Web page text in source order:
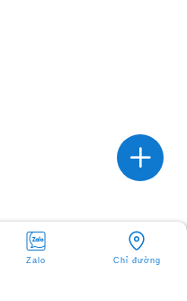
Zalo Chỉ đường